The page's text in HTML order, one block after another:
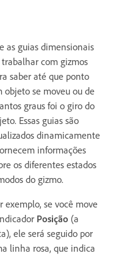
as guias dimensionais
com gizmos
saber até que ponto
objeto se moveu ou de
graus foi o giro do
Essas guias são
dinamicamente
informações
os diferentes estados
do gizmo.
exemplo, se você move
Posição (a
ele será seguido por
linha rosa, que indica